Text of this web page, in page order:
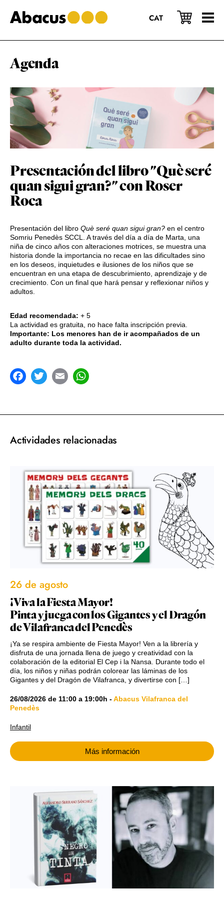
al
contenido
a
la
lateral
al
pie
página
CAT
Agenda
Presentación del libro "Què seré
quan sigui gran?" con Roser
Roca
Presentación del libro Què seré quan sigui gran? en el centro
Somriu Penedès SCCL. A través del día a día de Marta, una
niña de cinco años con alteraciones motrices, se muestra una
historia donde la importancia no recae en las dificultades sino
en los deseos, inquietudes e ilusiones de los niños que se
encuentran en una etapa de descubrimiento, aprendizaje y de
crecimiento. Con un final que hará pensar y reflexionar niños y
adultos.
Edad recomendada: + 5
La actividad es gratuita, no hace falta inscripción previa.
Importante: Los menores han de ir acompañados de un
adulto durante toda la actividad.
Actividades relacionadas
26 de agosto
¡Viva la Fiesta Mayor!
Pinta y juega con los Gigantes y el Dragón
de Vilafranca del Penedès
¡Ya se respira ambiente de Fiesta Mayor! Ven a la librería y
disfruta de una jornada llena de juego y creatividad con la
colaboración de la editorial El Cep i la Nansa. Durante todo el
día, los niños y niñas podrán colorear las láminas de los
Gigantes y del Dragón de Vilafranca, y divertirse con […]
26/08/2026 de 11:00 a 19:00h -Abacus Vilafranca del
Penedès
Infantil
Más información